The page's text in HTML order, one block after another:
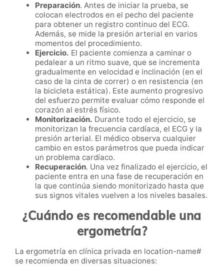
Preparación. Antes de iniciar la prueba, se
colocan electrodos en el pecho del paciente
para obtener un registro continuo del ECG.
Además, se mide la presión arterial en varios
momentos del procedimiento.
Ejercicio. El paciente comienza a caminar o
pedalear a un ritmo suave, que se incrementa
gradualmente en velocidad e inclinación (en el
caso de la cinta de correr) o en resistencia (en
la bicicleta estática). Este aumento progresivo
del esfuerzo permite evaluar cómo responde el
corazón al estrés físico.
Monitorización. Durante todo el ejercicio, se
monitorizan la frecuencia cardíaca, el ECG y la
presión arterial. El médico observa cualquier
cambio en estos parámetros que pueda indicar
un problema cardíaco.
Recuperación. Una vez finalizado el ejercicio, el
paciente entra en una fase de recuperación en
la que continúa siendo monitorizado hasta que
sus signos vitales vuelven a los niveles basales.
¿Cuándo es recomendable una
ergometría?
La ergometría en clínica privada en location-name#
se recomienda en diversas situaciones: